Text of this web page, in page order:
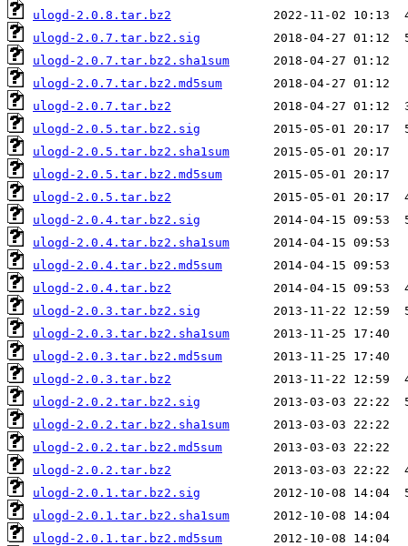
ulogd-2.0.8.tar.bz2
ulogd-2.0.7.tar.bz2.sig
ulogd-2.0.7.tar.bz2.sha1sum
ulogd-2.0.7.tar.bz2.md5sum
ulogd-2.0.7.tar.bz2
ulogd-2.0.5.tar.bz2.sig
ulogd-2.0.5.tar.bz2.sha1sum
ulogd-2.0.5.tar.bz2.md5sum
ulogd-2.0.5.tar.bz2
ulogd-2.0.4.tar.bz2.sig
ulogd-2.0.4.tar.bz2.sha1sum
ulogd-2.0.4.tar.bz2.md5sum
ulogd-2.0.4.tar.bz2
ulogd-2.0.3.tar.bz2.sig
ulogd-2.0.3.tar.bz2.sha1sum
ulogd-2.0.3.tar.bz2.md5sum
ulogd-2.0.3.tar.bz2
ulogd-2.0.2.tar.bz2.sig
ulogd-2.0.2.tar.bz2.sha1sum
ulogd-2.0.2.tar.bz2.md5sum
ulogd-2.0.2.tar.bz2
ulogd-2.0.1.tar.bz2.sig
ulogd-2.0.1.tar.bz2.sha1sum
ulogd-2.0.1.tar.bz2.md5sum